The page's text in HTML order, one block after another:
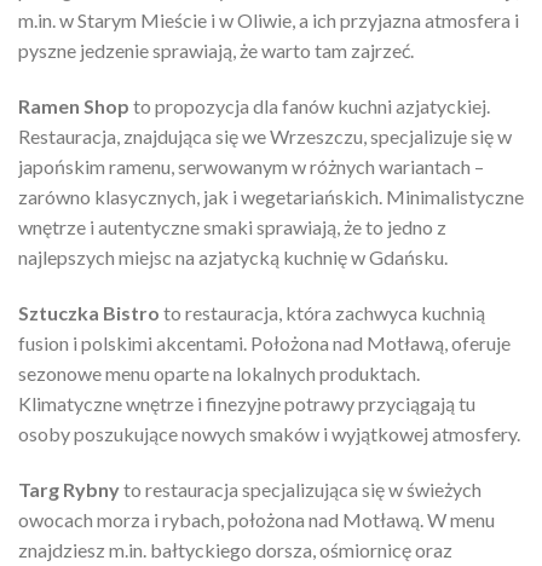
m.in. w Starym Mieście i w Oliwie, a ich przyjazna atmosfera i
pyszne jedzenie sprawiają, że warto tam zajrzeć.
Ramen Shop to propozycja dla fanów kuchni azjatyckiej.
Restauracja, znajdująca się we Wrzeszczu, specjalizuje się w
japońskim ramenu, serwowanym w różnych wariantach –
zarówno klasycznych, jak i wegetariańskich. Minimalistyczne
wnętrze i autentyczne smaki sprawiają, że to jedno z
najlepszych miejsc na azjatycką kuchnię w Gdańsku.
Sztuczka Bistro to restauracja, która zachwyca kuchnią
fusion i polskimi akcentami. Położona nad Motławą, oferuje
sezonowe menu oparte na lokalnych produktach.
Klimatyczne wnętrze i finezyjne potrawy przyciągają tu
osoby poszukujące nowych smaków i wyjątkowej atmosfery.
Targ Rybnyto restauracja specjalizująca się w świeżych
owocach morza i rybach, położona nad Motławą. W menu
znajdziesz m.in. bałtyckiego dorsza, ośmiornicę oraz